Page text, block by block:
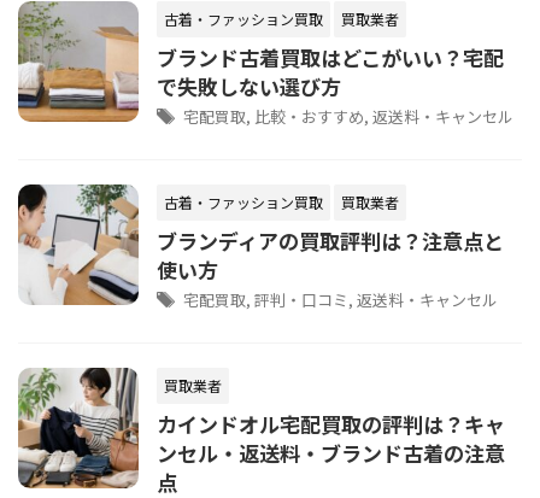
古着・ファッション買取 買取業者
ブランド古着買取はどこがいい？宅配
で失敗しない選び方
宅配買取, 比較・おすすめ, 返送料・キャンセル
古着・ファッション買取 買取業者
ブランディアの買取評判は？注意点と
使い方
宅配買取, 評判・口コミ, 返送料・キャンセル
買取業者
カインドオル宅配買取の評判は？キャ
ンセル・返送料・ブランド古着の注意
点